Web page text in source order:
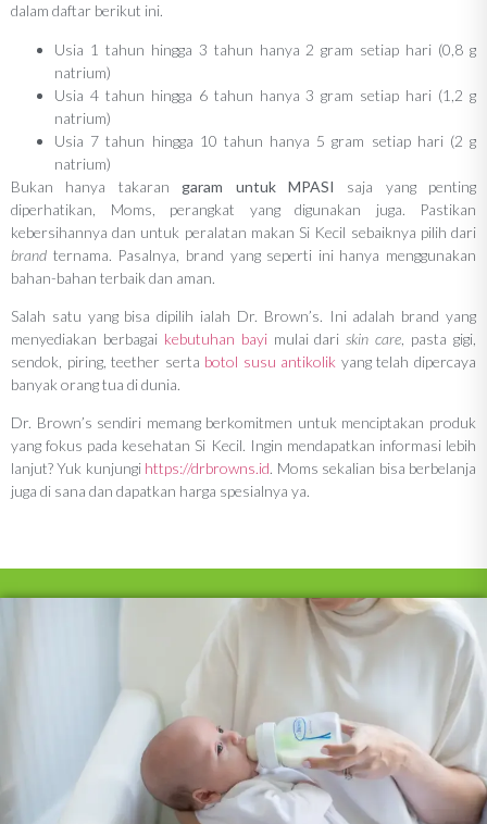
dalam daftar berikut ini.
Usia 1 tahun hingga 3 tahun hanya 2 gram setiap hari (0,8 g
natrium)
Usia 4 tahun hingga 6 tahun hanya 3 gram setiap hari (1,2 g
natrium)
Usia 7 tahun hingga 10 tahun hanya 5 gram setiap hari (2 g
natrium)
Bukan hanya takaran garam untuk MPASI
saja yang penting
diperhatikan, Moms, perangkat yang digunakan juga. Pastikan
kebersihannya dan untuk peralatan makan Si Kecil sebaiknya pilih dari
brand ternama. Pasalnya, brand yang seperti ini hanya menggunakan
bahan-bahan terbaik dan aman.
Salah satu yang bisa dipilih ialah Dr. Brown’s. Ini adalah brand yang
menyediakan berbagaikebutuhan bayi mulai dari skin care , pasta gigi,
sendok, piring, teether serta botol susu antikolik yang telah dipercaya
banyak orang tua di dunia.
Dr. Brown’s sendiri memang berkomitmen untuk menciptakan produk
yang fokus pada kesehatan Si Kecil. Ingin mendapatkan informasi lebih
lanjut? Yuk kunjungi https://drbrowns.id. Moms sekalian bisa berbelanja
juga di sana dan dapatkan harga spesialnya ya.